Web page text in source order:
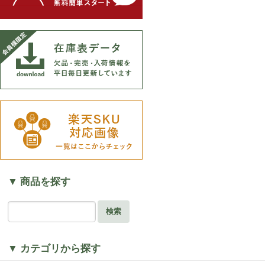
▼ 商品を探す
検索
▼ カテゴリから探す